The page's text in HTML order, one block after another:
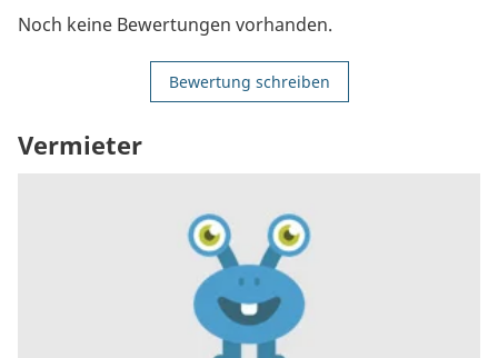
Noch keine Bewertungen vorhanden.
Bewertung schreiben
Vermieter